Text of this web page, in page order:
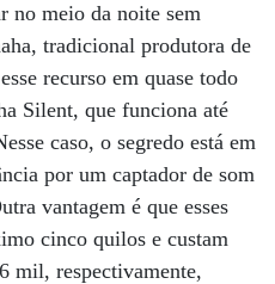
no meio da noite sem
tradicional produtora de
recurso em quase todo
Silent, que funciona até
caso, o segredo está em
por um captador de som
vantagem é que esses
cinco quilos e custam
mil, respectivamente,